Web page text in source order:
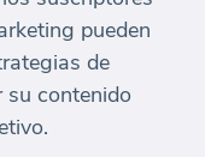
pueden
de
su contenido